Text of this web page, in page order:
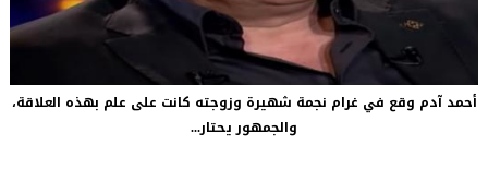
أحمد آدم وقع في غرام نجمة شهيرة وزوجته كانت على علم بهذه العلاقة،
والجمهور يحتار...